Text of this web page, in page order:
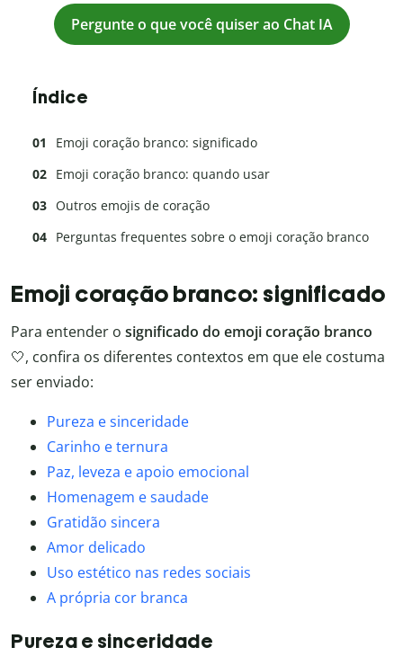
Pergunte o que você quiser ao Chat IA
Índice
Emoji coração branco: significado
Emoji coração branco: quando usar
Outros emojis de coração
Perguntas frequentes sobre o emoji coração branco
Emoji coração branco: significado
Para entender o significado do emoji coração branco
🤍, confira os diferentes contextos em que ele costuma
ser enviado:
Pureza e sinceridade
Carinho e ternura
Paz, leveza e apoio emocional
Homenagem e saudade
Gratidão sincera
Amor delicado
Uso estético nas redes sociais
A própria cor branca
Pureza e sinceridade